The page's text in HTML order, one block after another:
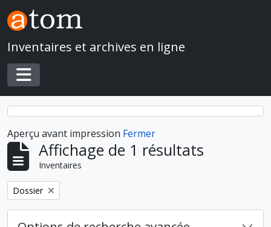
Skip to main content
Inventaires et archives en ligne
Toggle navigation
Aperçu avant impression Fermer
Affichage de 1 résultats
Inventaires
Remove filter:
Dossier